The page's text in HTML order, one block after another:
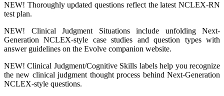
NEW! Thoroughly updated questions reflect the latest NCLEX-RN
test plan.
NEW! Clinical Judgment Situations include unfolding Next-
Generation NCLEX-style case studies and question types with
answer guidelines on the Evolve companion website.
NEW! Clinical Judgment/Cognitive Skills labels help you recognize
the new clinical judgment thought process behind Next-Generation
NCLEX-style questions.